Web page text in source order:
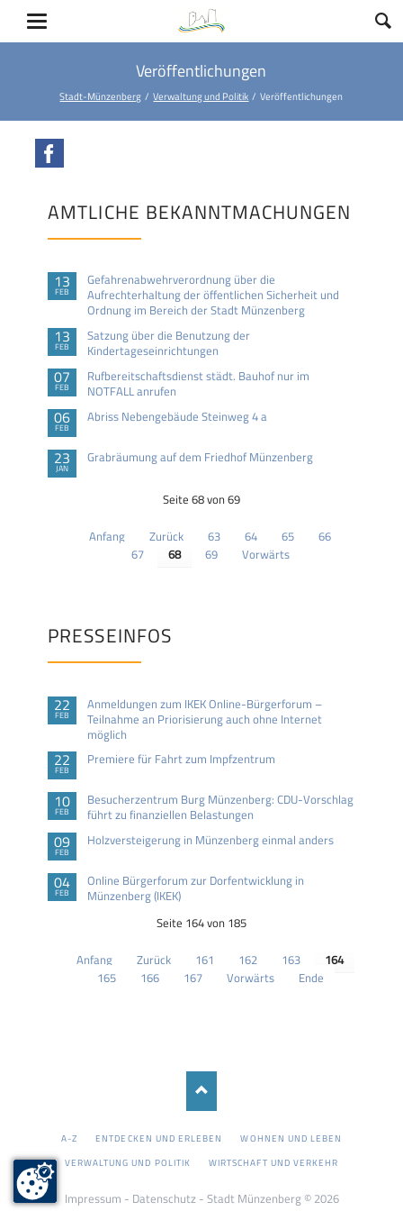
Veröffentlichungen
Stadt-Münzenberg Verwaltung und Politik Veröffentlichungen
AMTLICHE BEKANNTMACHUNGEN
13
FEB
Gefahrenabwehrverordnung über die
Aufrechterhaltung der öffentlichen Sicherheit und
Ordnung im Bereich der Stadt Münzenberg
13
FEB
Satzung über die Benutzung der
Kindertageseinrichtungen
07
FEB
Rufbereitschaftsdienst städt. Bauhof nur im
NOTFALL anrufen
06
FEB
Abriss Nebengebäude Steinweg 4 a
23
JAN
Grabräumung auf dem Friedhof Münzenberg
Seite 68 von 69
Anfang Zurück 63 64 65
66
67
68 69 Vorwärts
PRESSEINFOS
22
FEB
Anmeldungen zum IKEK Online-Bürgerforum –
Teilnahme an Priorisierung auch ohne Internet
möglich
22
FEB
Premiere für Fahrt zum Impfzentrum
10
FEB
Besucherzentrum Burg Münzenberg: CDU-Vorschlag
führt zu finanziellen Belastungen
09
FEB
Holzversteigerung in Münzenberg einmal anders
04
FEB
Online Bürgerforum zur Dorfentwicklung in
Münzenberg (IKEK)
Seite 164 von 185
Anfang Zurück 161 162 163
164
165
166 167 Vorwärts Ende
NAVIGATION
A-Z ENTDECKEN UND ERLEBEN
WOHNEN UND LEBEN
VERWALTUNG UND POLITIK
WIRTSCHAFT UND VERKEHR
Impressum - Datenschutz- Stadt Münzenberg © 2026